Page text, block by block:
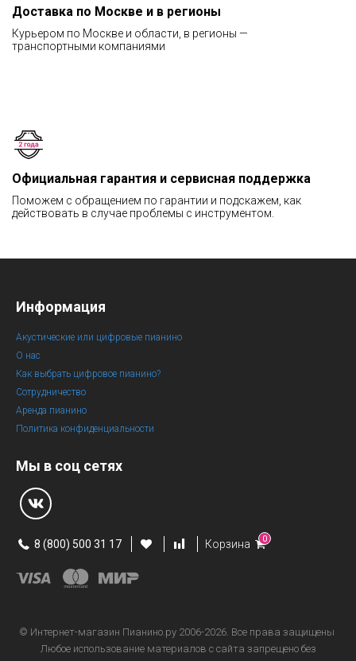
Доставка по Москве и в регионы
Курьером по Москве и области, в регионы —
транспортными компаниями
Официальная гарантия и сервисная поддержка
Поможем с обращением по гарантии и подскажем, как
действовать в случае проблемы с инструментом.
Информация
Акустические или цифровые пианино
О нас
Как выбрать цифровое пианино?
Сотрудничество
Аренда пианино
Политика конфиденциальности
Мы в соц сетях
8 (800) 500 31 17 Корзина 0
© Интернет-магазин Пианино.ру 2006-2026. Все права защищены
Любое использование материалов с сайта запрещено без